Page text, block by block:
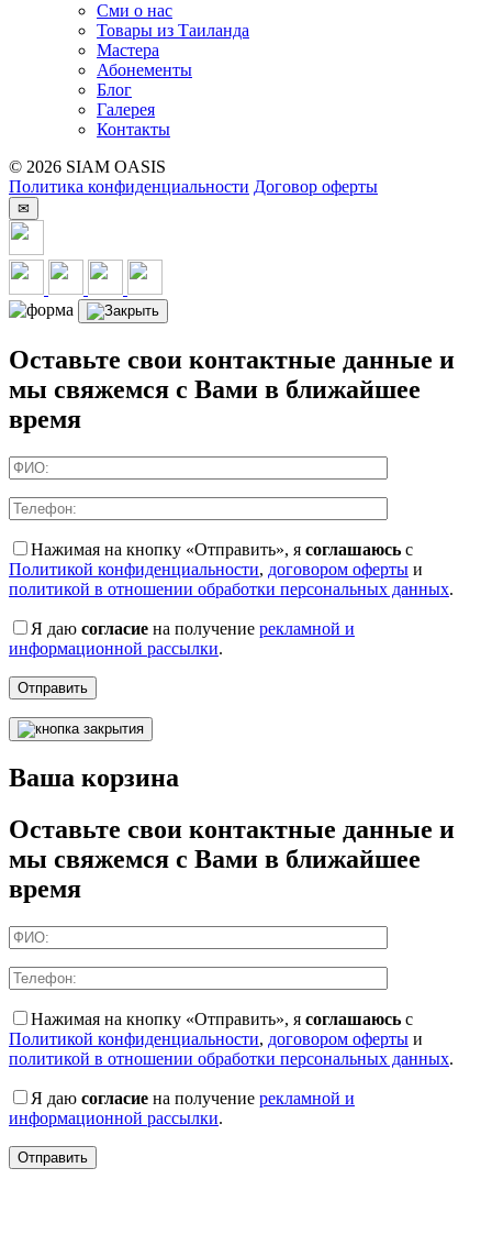
Сми о нас
Товары из Таиланда
Мастера
Абонементы
Блог
Галерея
Контакты
© 2026 SIAM OASIS
Политика конфиденциальности Договор оферты
✉
Оставьте свои контактные данные и
мы свяжемся с Вами в ближайшее
время
Нажимая на кнопку «Отправить», я соглашаюсь с
Политикой конфиденциальности, договором оферты и
политикой в отношении обработки персональных данных.
Я даю согласие на получение рекламной и
информационной рассылки.
Отправить
Ваша корзина
Оставьте свои контактные данные и
мы свяжемся с Вами в ближайшее
время
Нажимая на кнопку «Отправить», я соглашаюсь с
Политикой конфиденциальности, договором оферты и
политикой в отношении обработки персональных данных.
Я даю согласие на получение рекламной и
информационной рассылки.
Отправить